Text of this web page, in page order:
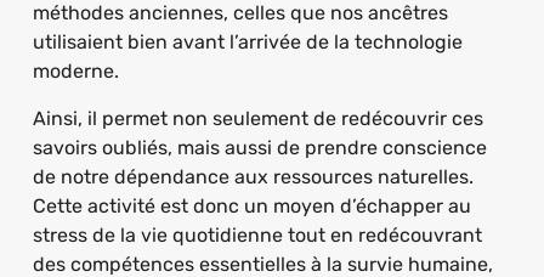
méthodes anciennes, celles que nos ancêtres
utilisaient bien avant l’arrivée de la technologie
moderne.
Ainsi, il permet non seulement de redécouvrir ces
savoirs oubliés, mais aussi de prendre conscience
de notre dépendance aux ressources naturelles.
Cette activité est donc un moyen d’échapper au
stress de la vie quotidienne tout en redécouvrant
des compétences essentielles à la survie humaine,